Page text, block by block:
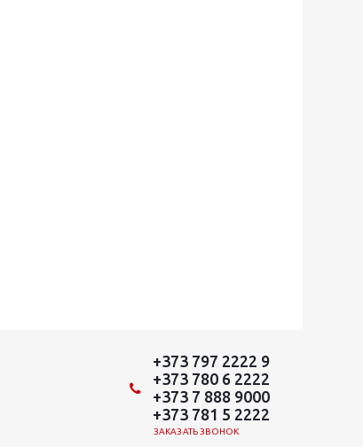
+373 797 2222 9
+373 780 6 2222
+373 7 888 9000
+373 781 5 2222
ЗАКАЗАТЬ ЗВОНОК